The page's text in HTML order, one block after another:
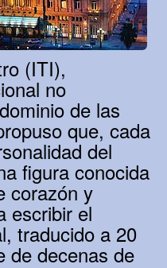
(ITI),
no
de las
que, cada
del
figura conocida
corazón y
escribir el
traducido a 20
de decenas de